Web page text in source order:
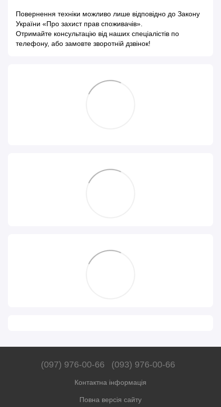
Повернення техніки можливо лише відповідно до Закону
України «Про захист прав споживачів»
Отримайте консультацію від наших спеціалістів по
телефону, або замовте зворотній дзвінок!
(097) 976-00-66 (093) 976-00-66
Контактна інформація
Повна версія сайту